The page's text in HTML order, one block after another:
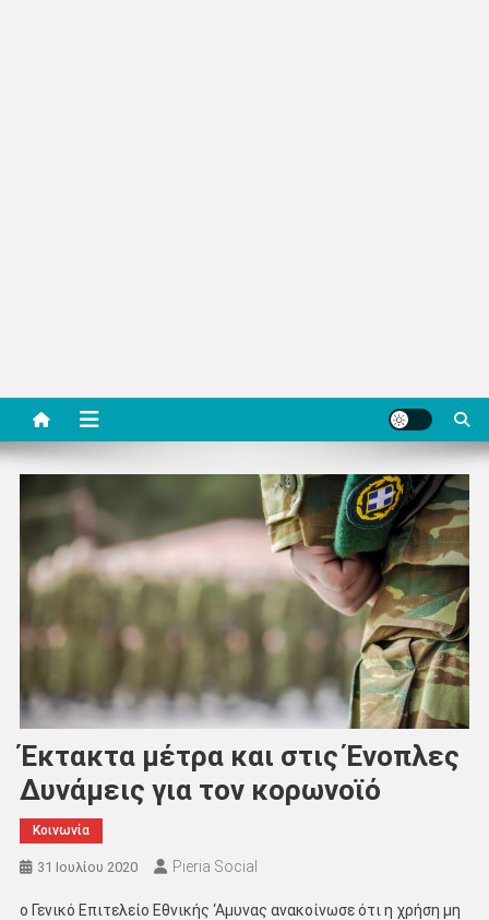
Έκτακτα μέτρα και στις Ένοπλες
Δυνάμεις για τον κορωνοϊό
Κοινωνία
31 Ιουλίου 2020 Pieria Social
ο Γενικό Επιτελείο Εθνικής ‘Αμυνας ανακοίνωσε ότι η χρήση μη